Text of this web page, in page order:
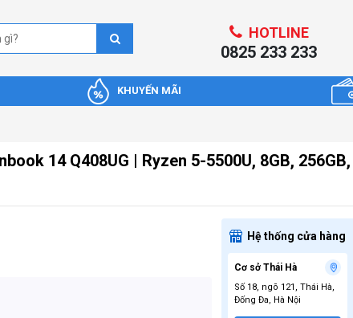
HOTLINE
0825 233 233
KHUYẾN MÃI
14 Q408UG | Ryzen 5-5500U, 8GB,
Hệ thống cửa hàng
Cơ sở Thái Hà
Số 18, ngõ 121, Thái Hà,
Đống Đa, Hà Nội